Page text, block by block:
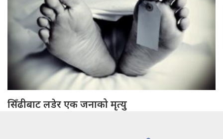
सिँढीबाट लडेर एक जनाको मृत्यु